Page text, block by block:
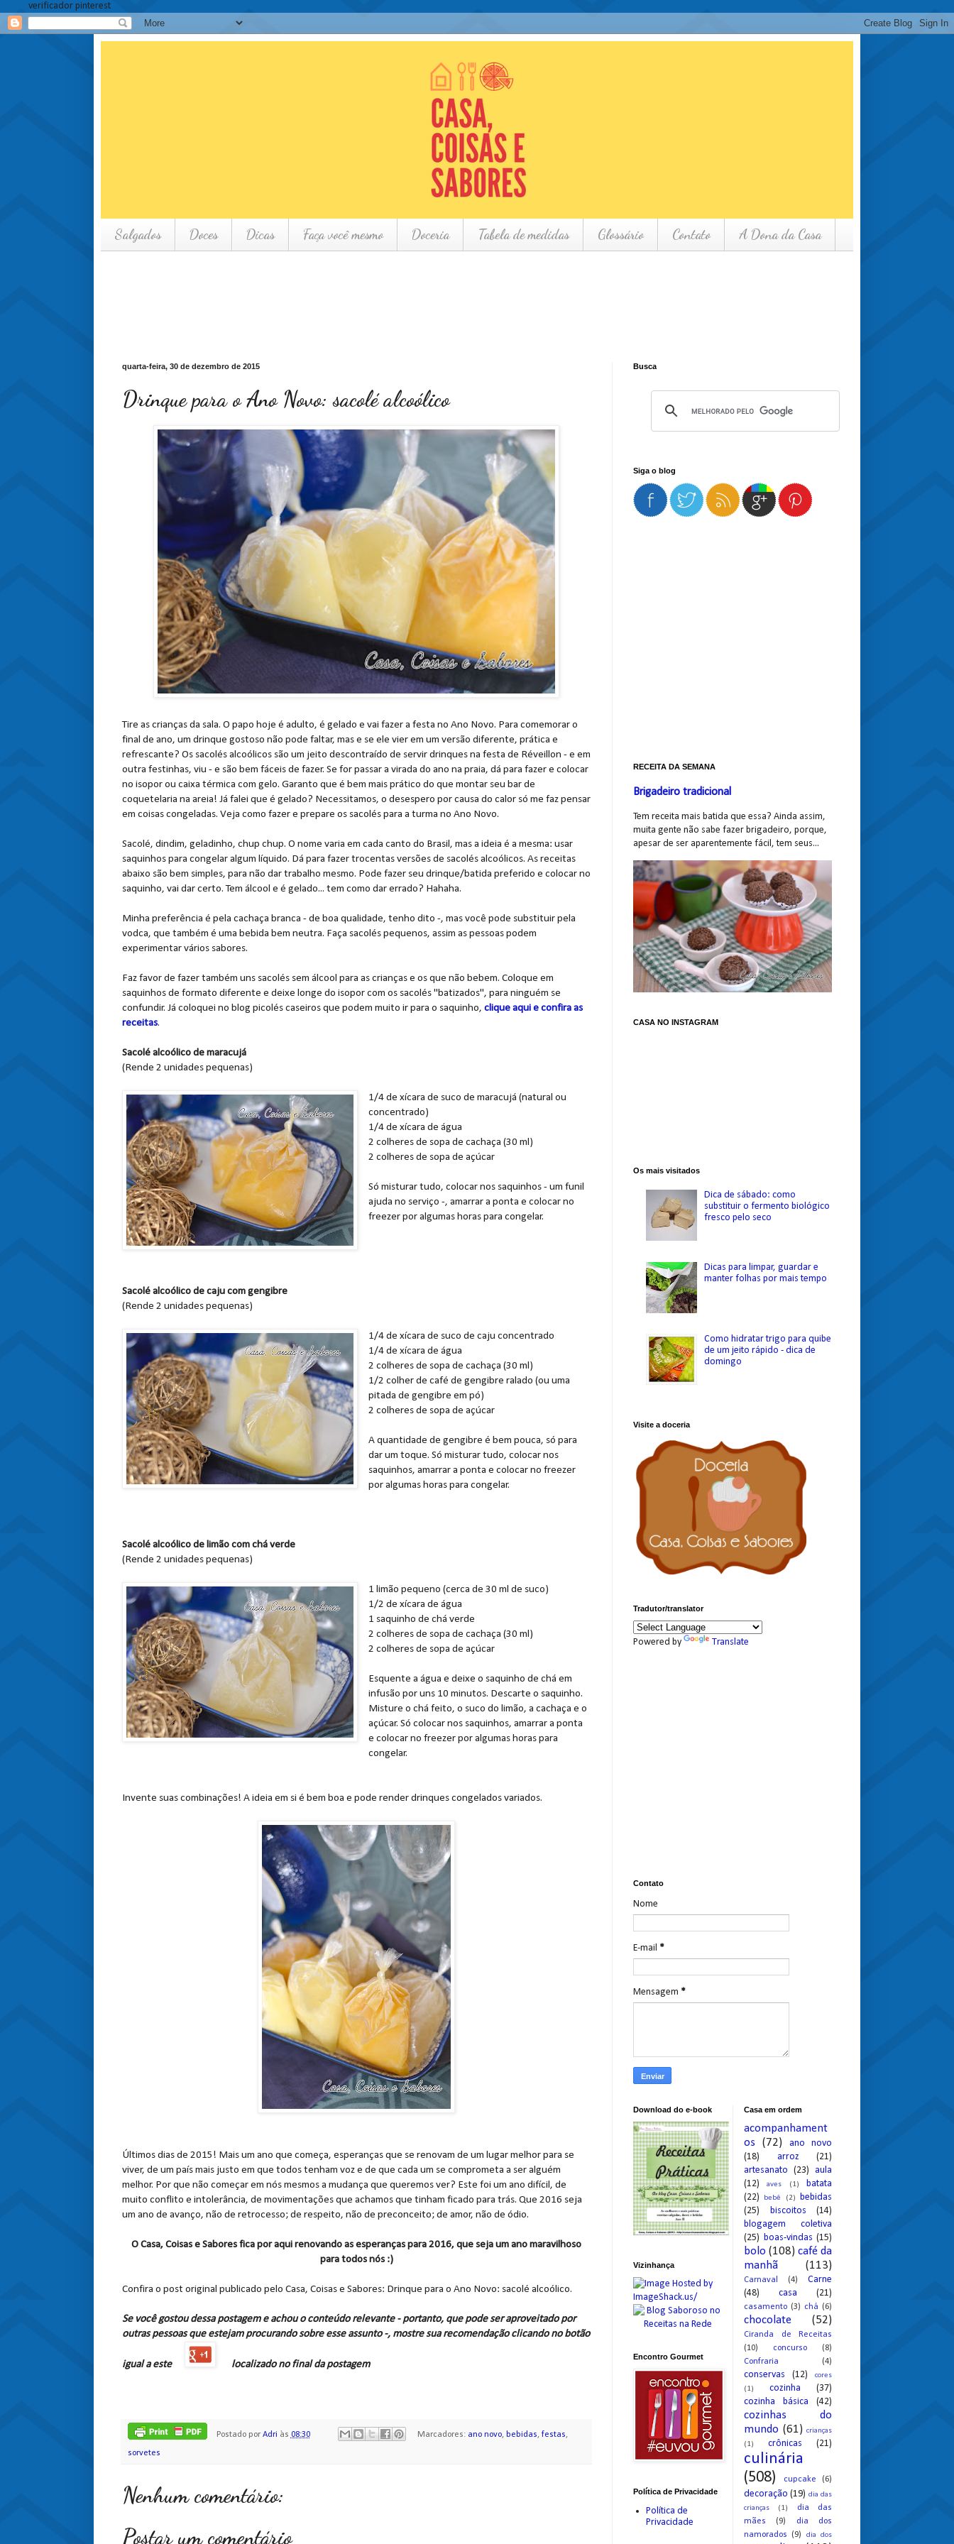
verificador pinterest
Salgados Doces Dicas Faça você mesmo Doceria Tabela de medidas Glossário Contato A Dona da Casa
quarta-feira, 30 de dezembro de 2015
Drinque para o Ano Novo: sacolé alcoólico
Tire as crianças da sala. O papo hoje é adulto, é gelado e vai fazer a festa no Ano Novo. Para comemorar o
final de ano, um drinque gostoso não pode faltar, mas e se ele vier em um versão diferente, prática e
refrescante? Os sacolés alcoólicos são um jeito descontraído de servir drinques na festa de Réveillon - e em
outra festinhas, viu - e são bem fáceis de fazer. Se for passar a virada do ano na praia, dá para fazer e colocar
no isopor ou caixa térmica com gelo. Garanto que é bem mais prático do que montar seu bar de
coquetelaria na areia! Já falei que é gelado? Necessitamos, o desespero por causa do calor só me faz pensar
em coisas congeladas. Veja como fazer e prepare os sacolés para a turma no Ano Novo.
Sacolé, dindim, geladinho, chup chup. O nome varia em cada canto do Brasil, mas a ideia é a mesma: usar
saquinhos para congelar algum líquido. Dá para fazer trocentas versões de sacolés alcoólicos. As receitas
abaixo são bem simples, para não dar trabalho mesmo. Pode fazer seu drinque/batida preferido e colocar no
saquinho, vai dar certo. Tem álcool e é gelado... tem como dar errado? Hahaha.
Minha preferência é pela cachaça branca - de boa qualidade, tenho dito -, mas você pode substituir pela
vodca, que também é uma bebida bem neutra. Faça sacolés pequenos, assim as pessoas podem
experimentar vários sabores.
Faz favor de fazer também uns sacolés sem álcool para as crianças e os que não bebem. Coloque em
saquinhos de formato diferente e deixe longe do isopor com os sacolés "batizados", para ninguém se
confundir. Já coloquei no blog picolés caseiros que podem muito ir para o saquinho, clique aqui e confira as
receitas.
Sacolé alcoólico de maracujá
(Rende 2 unidades pequenas)
1/4 de xícara de suco de maracujá (natural ou
concentrado)
1/4 de xícara de água
2 colheres de sopa de cachaça (30 ml)
2 colheres de sopa de açúcar
Só misturar tudo, colocar nos saquinhos - um funil
ajuda no serviço -, amarrar a ponta e colocar no
freezer por algumas horas para congelar.
Sacolé alcoólico de caju com gengibre
(Rende 2 unidades pequenas)
1/4 de xícara de suco de caju concentrado
1/4 de xícara de água
2 colheres de sopa de cachaça (30 ml)
1/2 colher de café de gengibre ralado (ou uma
pitada de gengibre em pó)
2 colheres de sopa de açúcar
A quantidade de gengibre é bem pouca, só para
dar um toque. Só misturar tudo, colocar nos
saquinhos, amarrar a ponta e colocar no freezer
por algumas horas para congelar.
Sacolé alcoólico de limão com chá verde
(Rende 2 unidades pequenas)
1 limão pequeno (cerca de 30 ml de suco)
1/2 de xícara de água
1 saquinho de chá verde
2 colheres de sopa de cachaça (30 ml)
2 colheres de sopa de açúcar
Esquente a água e deixe o saquinho de chá em
infusão por uns 10 minutos. Descarte o saquinho.
Misture o chá feito, o suco do limão, a cachaça e o
açúcar. Só colocar nos saquinhos, amarrar a ponta
e colocar no freezer por algumas horas para
congelar.
Invente suas combinações! A ideia em si é bem boa e pode render drinques congelados variados.
Últimos dias de 2015! Mais um ano que começa, esperanças que se renovam de um lugar melhor para se
viver, de um país mais justo em que todos tenham voz e de que cada um se comprometa a ser alguém
melhor. Por que não começar em nós mesmos a mudança que queremos ver? Este foi um ano difícil, de
muito conflito e intolerância, de movimentações que achamos que tinham ficado para trás. Que 2016 seja
um ano de avanço, não de retrocesso; de respeito, não de preconceito; de amor, não de ódio.
O Casa, Coisas e Sabores fica por aqui renovando as esperanças para 2016, que seja um ano maravilhoso
para todos nós :)
Confira o post original publicado pelo Casa, Coisas e Sabores: Drinque para o Ano Novo: sacolé alcoólico.
Se você gostou dessa postagem e achou o conteúdo relevante - portanto, que pode ser aproveitado por
outras pessoas que estejam procurando sobre esse assunto -, mostre sua recomendação clicando no botão
igual a este localizado no final da postagem
Postado por Adri às 08:30 Marcadores: ano novo, bebidas, festas,
sorvetes
Nenhum comentário:
Postar um comentário
Busca
Siga o blog
RECEITA DA SEMANA
Brigadeiro tradicional
Tem receita mais batida que essa? Ainda assim,
muita gente não sabe fazer brigadeiro, porque,
apesar de ser aparentemente fácil, tem seus...
CASA NO INSTAGRAM
Os mais visitados
Dica de sábado: como
substituir o fermento biológico
fresco pelo seco
Dicas para limpar, guardar e
manter folhas por mais tempo
Como hidratar trigo para quibe
de um jeito rápido - dica de
domingo
Visite a doceria
Tradutor/translator
Powered by Translate
Contato
Nome
E-mail *
Mensagem *
Download do e-book
Vizinhança
Encontro Gourmet
Política de Privacidade
Política de
Privacidade
Casa em ordem
acompanhament
os
(72)
ano novo
(18)
arroz
(21)
artesanato (23) aula
(12)
aves (1)
batata
(22)
bebê (2)
bebidas
(25)
biscoitos
(14)
blogagem coletiva
(25) boas-vindas (15)
bolo (108) café da
manhã
(113)
Carnaval (4)
Carne
(48)
casa (21)
casamento (3) chá (6)
chocolate (52)
Ciranda de Receitas
(10)
concurso
(8)
Confraria
(4)
conservas (12)
cores
(1)
cozinha
(37)
cozinha básica
(42)
cozinhas do
mundo (61) crianças
(1)
crônicas (21)
culinária
(508)
cupcake (6)
decoração (19) dia das
crianças
(1)
dia das
mães
(9)
dia dos
namorados
(9) dia dos